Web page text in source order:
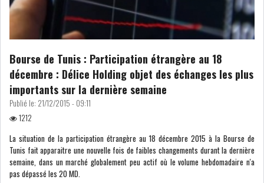
Bourse de Tunis : Participation étrangère au 18
décembre : Délice Holding objet des échanges les plus
importants sur la dernière semaine
Publié le: 21/12/2015 - 09:11
1212
La situation de la participation étrangère au 18 décembre 2015 à la Bourse de
Tunis fait apparaitre une nouvelle fois de faibles changements durant la dernière
semaine, dans un marché globalement peu actif où le volume hebdomadaire n'a
pas dépassé les 20 MD.